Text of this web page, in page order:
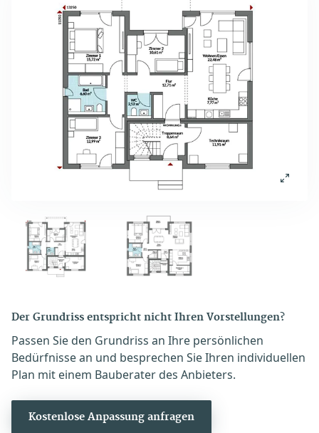
Der Grundriss entspricht nicht Ihren Vorstellungen?
Passen Sie den Grundriss an Ihre persönlichen
Bedürfnisse an und besprechen Sie Ihren individuellen
Plan mit einem Bauberater des Anbieters.
Kostenlose Anpassung anfragen